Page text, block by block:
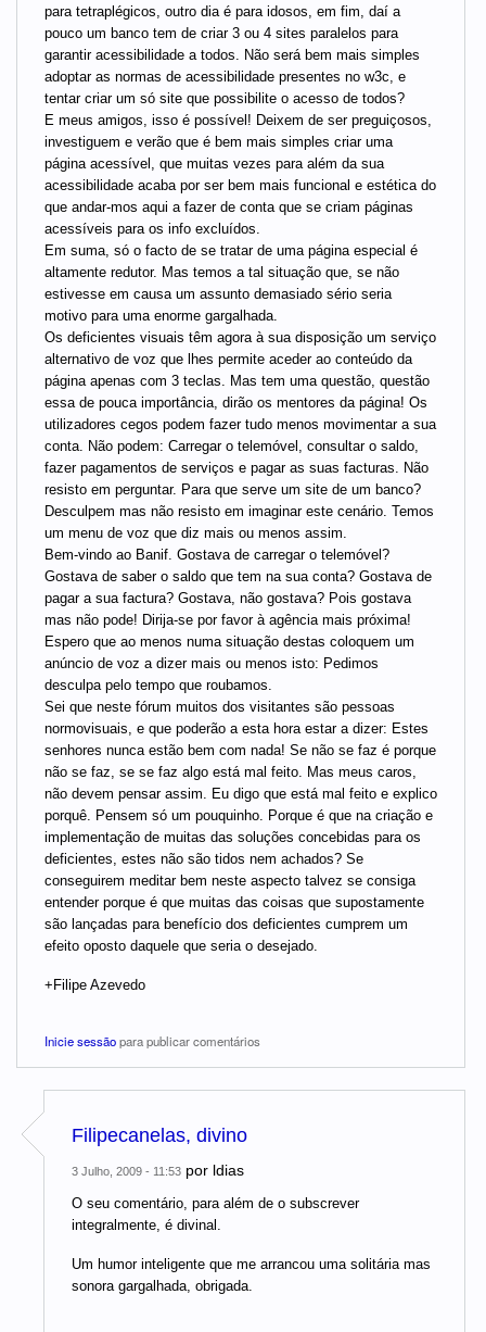
para tetraplégicos, outro dia é para idosos, em fim, daí a
pouco um banco tem de criar 3 ou 4 sites paralelos para
garantir acessibilidade a todos. Não será bem mais simples
adoptar as normas de acessibilidade presentes no w3c, e
tentar criar um só site que possibilite o acesso de todos?
E meus amigos, isso é possível! Deixem de ser preguiçosos,
investiguem e verão que é bem mais simples criar uma
página acessível, que muitas vezes para além da sua
acessibilidade acaba por ser bem mais funcional e estética do
que andar-mos aqui a fazer de conta que se criam páginas
acessíveis para os info excluídos.
Em suma, só o facto de se tratar de uma página especial é
altamente redutor. Mas temos a tal situação que, se não
estivesse em causa um assunto demasiado sério seria
motivo para uma enorme gargalhada.
Os deficientes visuais têm agora à sua disposição um serviço
alternativo de voz que lhes permite aceder ao conteúdo da
página apenas com 3 teclas. Mas tem uma questão, questão
essa de pouca importância, dirão os mentores da página! Os
utilizadores cegos podem fazer tudo menos movimentar a sua
conta. Não podem: Carregar o telemóvel, consultar o saldo,
fazer pagamentos de serviços e pagar as suas facturas. Não
resisto em perguntar. Para que serve um site de um banco?
Desculpem mas não resisto em imaginar este cenário. Temos
um menu de voz que diz mais ou menos assim.
Bem-vindo ao Banif. Gostava de carregar o telemóvel?
Gostava de saber o saldo que tem na sua conta? Gostava de
pagar a sua factura? Gostava, não gostava? Pois gostava
mas não pode! Dirija-se por favor à agência mais próxima!
Espero que ao menos numa situação destas coloquem um
anúncio de voz a dizer mais ou menos isto: Pedimos
desculpa pelo tempo que roubamos.
Sei que neste fórum muitos dos visitantes são pessoas
normovisuais, e que poderão a esta hora estar a dizer: Estes
senhores nunca estão bem com nada! Se não se faz é porque
não se faz, se se faz algo está mal feito. Mas meus caros,
não devem pensar assim. Eu digo que está mal feito e explico
porquê. Pensem só um pouquinho. Porque é que na criação e
implementação de muitas das soluções concebidas para os
deficientes, estes não são tidos nem achados? Se
conseguirem meditar bem neste aspecto talvez se consiga
entender porque é que muitas das coisas que supostamente
são lançadas para benefício dos deficientes cumprem um
efeito oposto daquele que seria o desejado.
+Filipe Azevedo
Inicie sessãopara publicar comentários
Filipecanelas, divino
3 Julho, 2009 - 11:53 por ldias
O seu comentário, para além de o subscrever
integralmente, é divinal.
Um humor inteligente que me arrancou uma solitária mas
sonora gargalhada, obrigada.